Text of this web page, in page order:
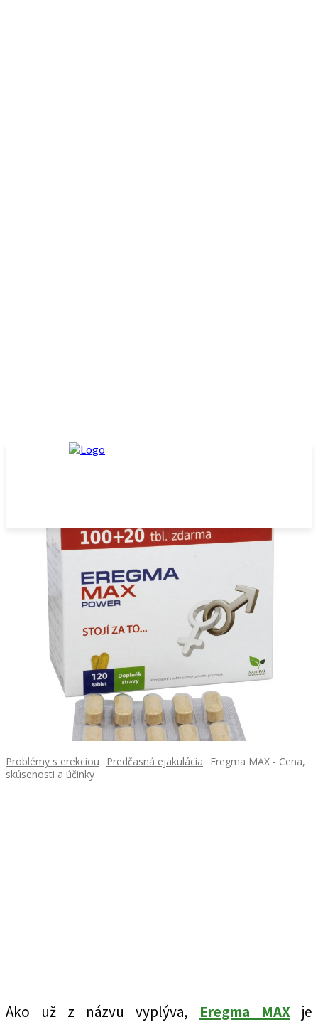
Problémy s erekciou Predčasná ejakulácia
Eregma MAX - Cena,
skúsenosti a účinky
Ako už z názvu vyplýva, Eregma MAX je